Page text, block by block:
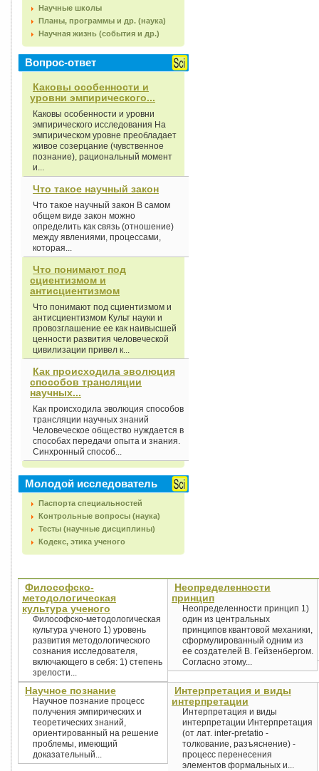
Научные школы
Планы, программы и др. (наука)
Научная жизнь (события и др.)
Вопрос-ответ
Каковы особенности и
уровни эмпирического...
Каковы особенности и уровни
эмпирического исследования На
эмпирическом уровне преобладает
живое созерцание (чувственное
познание), рациональный момент
и...
Что такое научный закон
Что такое научный закон В самом
общем виде закон можно
определить как связь (отношение)
между явлениями, процессами,
которая...
Что понимают под
сциентизмом и
антисциентизмом
Что понимают под сциентизмом и
антисциентизмом Культ науки и
провозглашение ее как наивысшей
ценности развития человеческой
цивилизации привел к...
Как происходила эволюция
способов трансляции
научных...
Как происходила эволюция способов
трансляции научных знаний
Человеческое общество нуждается в
способах передачи опыта и знания.
Синхронный способ...
Молодой исследователь
Паспорта специальностей
Контрольные вопросы (наука)
Тесты (научные дисциплины)
Кодекс, этика ученого
Философско-
методологическая
культура ученого
Философско-методологическая
культура ученого 1) уровень
развития методологического
сознания исследователя,
включающего в себя: 1) степень
зрелости...
Неопределенности
принцип
Неопределенности принцип 1)
один из центральных
принципов квантовой механики,
сформулированный одним из
ее создателей В. Гейзенбергом.
Согласно этому...
Научное познание
Научное познание процесс
получения эмпирических и
теоретических знаний,
ориентированный на решение
проблемы, имеющий
доказательный...
Интерпретация и виды
интерпретации
Интерпретация и виды
интерпретации Интерпретация
(от лат. inter-pretatio -
толкование, разъяснение) -
процесс перенесения
элементов формальных и...